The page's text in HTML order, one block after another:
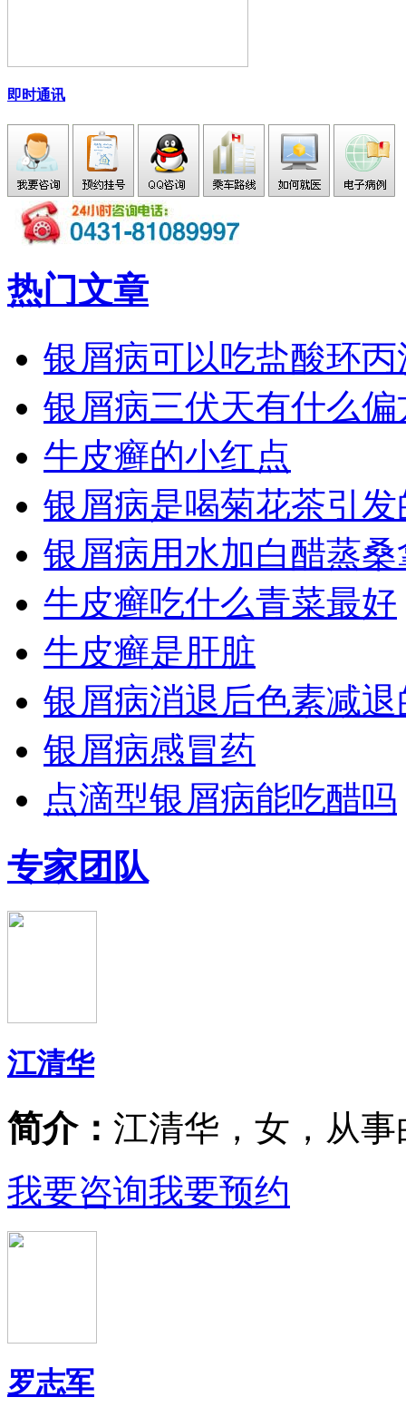
即时通讯
热门文章
银屑病可以吃盐酸环
银屑病三伏天有什么
牛皮癣的小红点
银屑病是喝菊花茶引发
银屑病用水加白醋蒸
牛皮癣吃什么青菜最好
牛皮癣是肝脏
银屑病消退后色素减
银屑病感冒药
点滴型银屑病能吃醋吗
专家团队
江清华
简介： 江清华，女，从事
我要咨询我要预约
罗志军